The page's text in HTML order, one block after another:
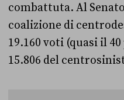
combattuta. Al
coalizione di
19.160 voti (quasi il
15.806 del